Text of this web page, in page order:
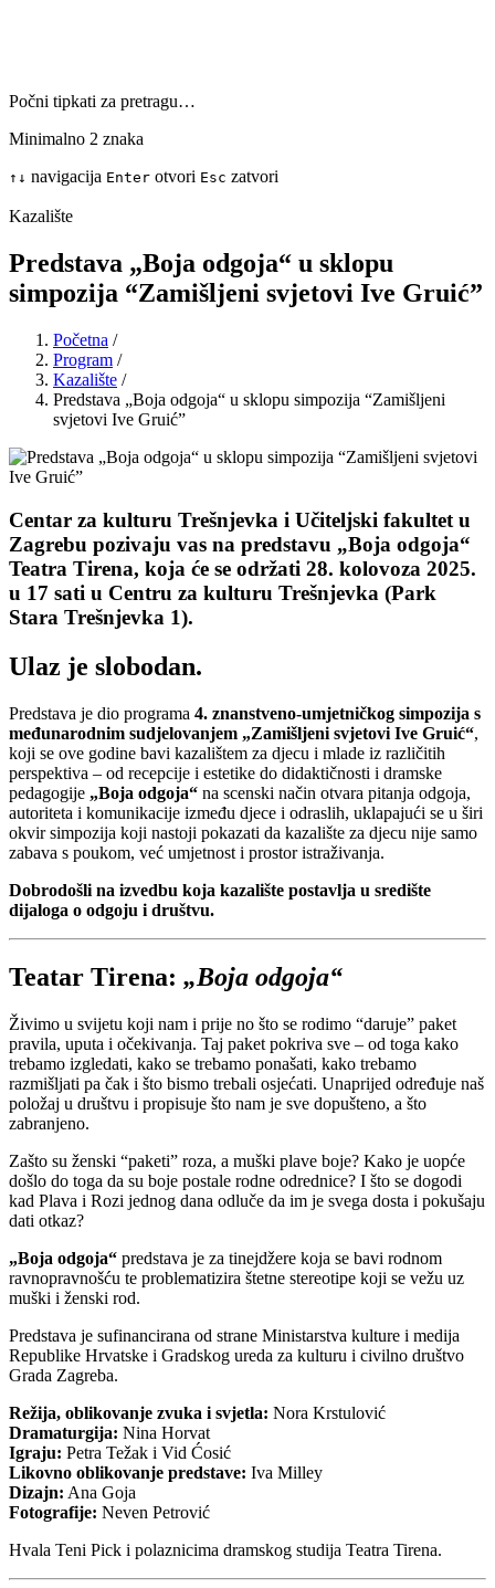
Počni tipkati za pretragu…
Minimalno 2 znaka
↑ ↓ navigacija Enter otvori Esc zatvori
Kazalište
Predstava „Boja odgoja“ u sklopu
simpozija “Zamišljeni svjetovi Ive Gruić”
Početna /
Program /
Kazalište /
Predstava „Boja odgoja“ u sklopu simpozija “Zamišljeni
svjetovi Ive Gruić”
Centar za kulturu Trešnjevka i Učiteljski fakultet u
Zagrebu pozivaju vas na predstavu „Boja odgoja“
Teatra Tirena, koja će se održati 28. kolovoza 2025.
u 17 sati u Centru za kulturu Trešnjevka (Park
Stara Trešnjevka 1).
Ulaz je slobodan.
Predstava je dio programa 4. znanstveno-umjetničkog simpozija s
međunarodnim sudjelovanjem „Zamišljeni svjetovi Ive Gruić“,
koji se ove godine bavi kazalištem za djecu i mlade iz različitih
perspektiva – od recepcije i estetike do didaktičnosti i dramske
pedagogije „Boja odgoja“ na scenski način otvara pitanja odgoja,
autoriteta i komunikacije između djece i odraslih, uklapajući se u širi
okvir simpozija koji nastoji pokazati da kazalište za djecu nije samo
zabava s poukom, već umjetnost i prostor istraživanja.
Dobrodošli na izvedbu koja kazalište postavlja u središte
dijaloga o odgoju i društvu.
Teatar Tirena: „Boja odgoja“
Živimo u svijetu koji nam i prije no što se rodimo “daruje” paket
pravila, uputa i očekivanja. Taj paket pokriva sve – od toga kako
trebamo izgledati, kako se trebamo ponašati, kako trebamo
razmišljati pa čak i što bismo trebali osjećati. Unaprijed određuje naš
položaj u društvu i propisuje što nam je sve dopušteno, a što
zabranjeno.
Zašto su ženski “paketi” roza, a muški plave boje? Kako je uopće
došlo do toga da su boje postale rodne odrednice? I što se dogodi
kad Plava i Rozi jednog dana odluče da im je svega dosta i pokušaju
dati otkaz?
„Boja odgoja“ predstava je za tinejdžere koja se bavi rodnom
ravnopravnošću te problematizira štetne stereotipe koji se vežu uz
muški i ženski rod.
Predstava je sufinancirana od strane Ministarstva kulture i medija
Republike Hrvatske i Gradskog ureda za kulturu i civilno društvo
Grada Zagreba.
Režija, oblikovanje zvuka i svjetla: Nora Krstulović
Dramaturgija: Nina Horvat
Igraju: Petra Težak i Vid Ćosić
Likovno oblikovanje predstave: Iva Milley
Dizajn: Ana Goja
Fotografije: Neven Petrović
Hvala Teni Pick i polaznicima dramskog studija Teatra Tirena.